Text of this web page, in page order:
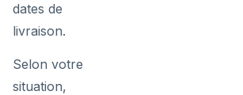
dates de
livraison.
Selon votre
situation,